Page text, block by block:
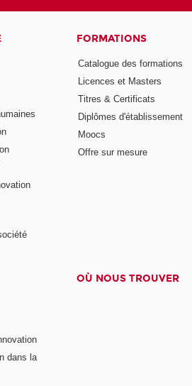
FORMATIONS
Catalogue des formations
Licences et Masters
Titres & Certificats
Diplômes d'établissement
Moocs
Offre sur mesure
dans la
OÙ NOUS TROUVER